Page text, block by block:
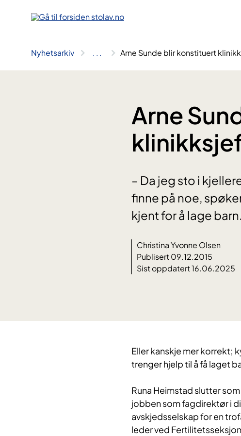
Nyhetsarkiv .. . Arne Sunde blir konstituert
Arne
– Da jeg sto i
finne på noe,
kjent for å lage barn.
Christina Yvonne Olsen
Publisert 09.12.2015
Sist oppdatert 16.06.2025
Eller kanskje mer korrekt;
trenger hjelp til å få laget
Runa Heimstad slutter
jobben som fagdirektør i
avskjedsselskap for en
leder ved